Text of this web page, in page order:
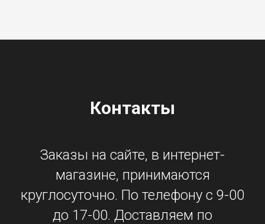
Контакты
Заказы на сайте, в интернет-
магазине, принимаются
круглосуточно. По телефону с 9-00
до 17-00. Доставляем по